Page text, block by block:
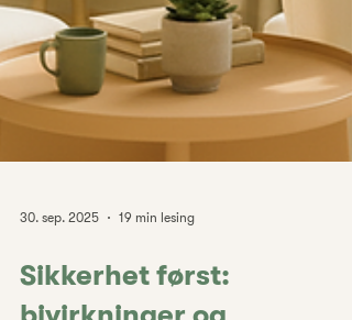
30. sep. 2025 19 min lesing